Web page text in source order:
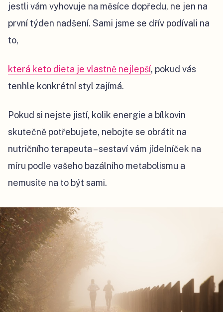
jestli vám vyhovuje na měsíce dopředu, ne jen na
první týden nadšení. Sami jsme se dřív podívali na
to,
která keto dieta je vlastně nejlepší, pokud vás
tenhle konkrétní styl zajímá.
Pokud si nejste jistí, kolik energie a bílkovin
skutečně potřebujete, nebojte se obrátit na
nutričního terapeuta – sestaví vám jídelníček na
míru podle vašeho bazálního metabolismu a
nemusíte na to být sami.